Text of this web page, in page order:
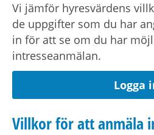
Viktig information om
förmedling kan skickas ut
dina kontaktuppgifter på
Om hyresvärden har villkor
Vi jämför hyresvärdens
de uppgifter som du har
in för att se om du har
intresseanmälan.
Logga
Villkor för att anmäla